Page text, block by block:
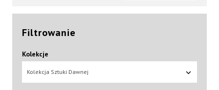
Filtrowanie
Kolekcje
Kolekcja Sztuki Dawnej